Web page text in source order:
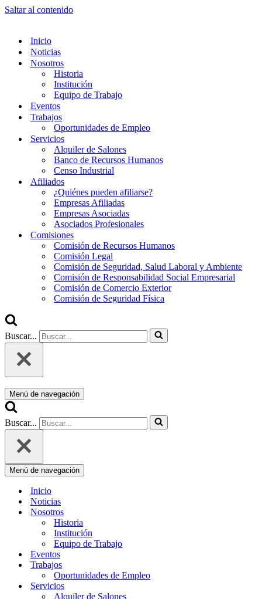
Saltar al contenido
Inicio
Noticias
Nosotros
Historia
Institución
Equipo de Trabajo
Eventos
Trabajos
Oportunidades de Empleo
Servicios
Alquiler de Salones
Banco de Recursos Humanos
Censo Industrial
Afiliados
¿Quiénes pueden afiliarse?
Empresas Afiliadas
Empresas Asociadas
Asociados Profesionales
Comisiones
Comisión de Recursos Humanos
Comisión Legal
Comisión de Seguridad, Salud Laboral y Ambiente
Comisión de Responsabilidad Social Empresarial
Comisión de Comercio Exterior
Comisión de Seguridad Física
Buscar...
Menú de navegación
Buscar...
Menú de navegación
Inicio
Noticias
Nosotros
Historia
Institución
Equipo de Trabajo
Eventos
Trabajos
Oportunidades de Empleo
Servicios
Alquiler de Salones